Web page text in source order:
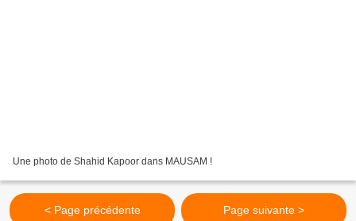
Une photo de Shahid Kapoor dans MAUSAM !
< Page précédente Page suivante >